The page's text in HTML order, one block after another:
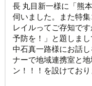
長 丸目新一様に「熊
伺いました。また特
レイルってご存知で
予防を！」と題しま
中石真一路様にお話
ナーで地域連携室と
ン！！！を設けており